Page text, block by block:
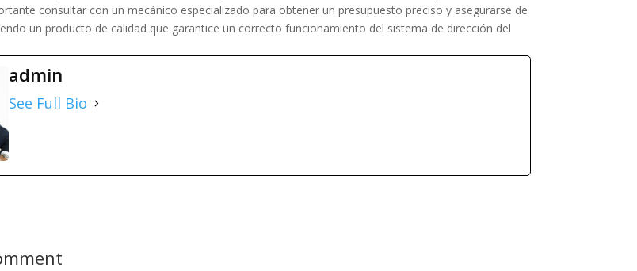
consultar con un mecánico especializado para obtener un presupuesto preciso y asegurarse de
un producto de calidad que garantice un correcto funcionamiento del sistema de dirección del
admin
See Full Bio